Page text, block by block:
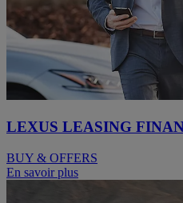
LEXUS LEASING
BUY & OFFERS
En savoir plus